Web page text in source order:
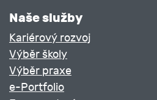
Naše služby
Kariérový rozvoj
Výběr školy
Výběr praxe
e-Portfolio